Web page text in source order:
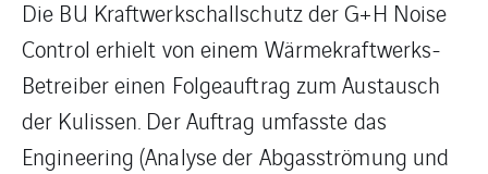
Die BU Kraftwerkschallschutz der G+H Noise
Control erhielt von einem Wärmekraftwerks-
Betreiber einen Folgeauftrag zum Austausch
der Kulissen. Der Auftrag umfasste das
Engineering (Analyse der Abgasströmung und